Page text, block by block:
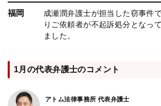
福岡
成瀬潤弁護士が担当した窃事件
りご依頼者が不起訴処分となっ
ました。
1月の代表弁護士のコメント
アトム法律事務所 代表弁護士